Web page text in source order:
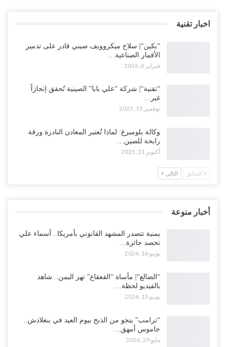
اخبار تقنية
“بكين“| سلاح ميكروويف صيني قادر على تدمير
الأقمار الصناعية…
فبراير 6, 2026
“تقنية“| شركة “علي بابا” الصينية تُحقق إنجازاً
غير…
نوفمبر 13, 2025
وكالة بلومبرغ: لماذا تُعتبر المعادن النادرة ورقة
رابحة للصين…
أكتوبر 31, 2025
السابق التالي
أخبار منوعة
يمنية تتصدر المشهد القانوني بأمريكا.. أسماء علي
تحصد جائزة…
يونيو 16, 2026
“الضالع“| مأساة “القعقاع” تهز اليمن.. شاهد
بالفيديو لحظة…
يونيو 13, 2026
“ترامب” ينجو من الذبح بيوم العيد في بنغلادش..
جاموس أمهق…
مايو 29, 2026